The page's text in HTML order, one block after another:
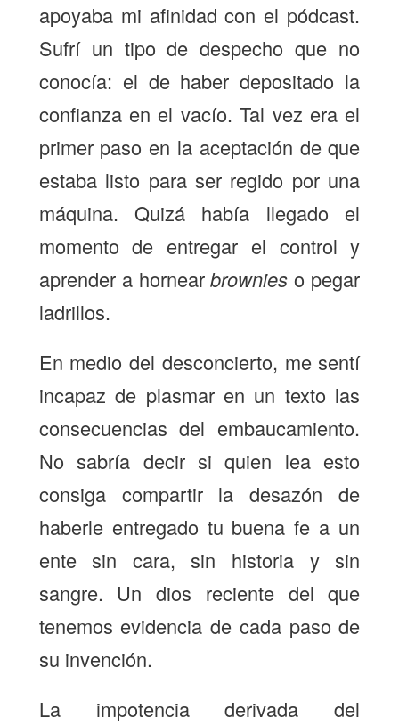
apoyaba mi afinidad con el pódcast.
Sufrí un tipo de despecho que no
conocía: el de haber depositado la
confianza en el vacío. Tal vez era el
primer paso en la aceptación de que
estaba listo para ser regido por una
máquina. Quizá había llegado el
momento de entregar el control y
aprender a hornearbrownies o pegar
ladrillos.
En medio del desconcierto, me sentí
incapaz de plasmar en un texto las
consecuencias del embaucamiento.
No sabría decir si quien lea esto
consiga compartir la desazón de
haberle entregado tu buena fe a un
ente sin cara, sin historia y sin
sangre. Un dios reciente del que
tenemos evidencia de cada paso de
su invención.
La impotencia derivada del